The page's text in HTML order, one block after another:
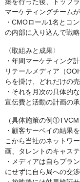
築を行った後、トップ
マーケティングチーム
・CMOロール1名とコ
の内部に入り込んで戦
〈取組みと成果〉
・年間マーケティング
リテールメディア（
らを掛け、どれだけの
・それを月次の具体的
宣伝費と活動の計画の
（具体施策の例①TVCM
・顧客サーベイの結果
こから当社のネットワ
画、タレントのキャス
・メディアは自らプラ
にせずに自ら局への交